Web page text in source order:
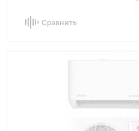
Сравнить